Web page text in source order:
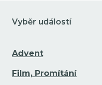
Vyběr událostí
Advent
Film, Promítání